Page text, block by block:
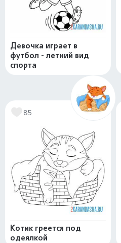
Девочка играет в
футбол - летний вид
спорта
85
Котик греется под
одеялкой